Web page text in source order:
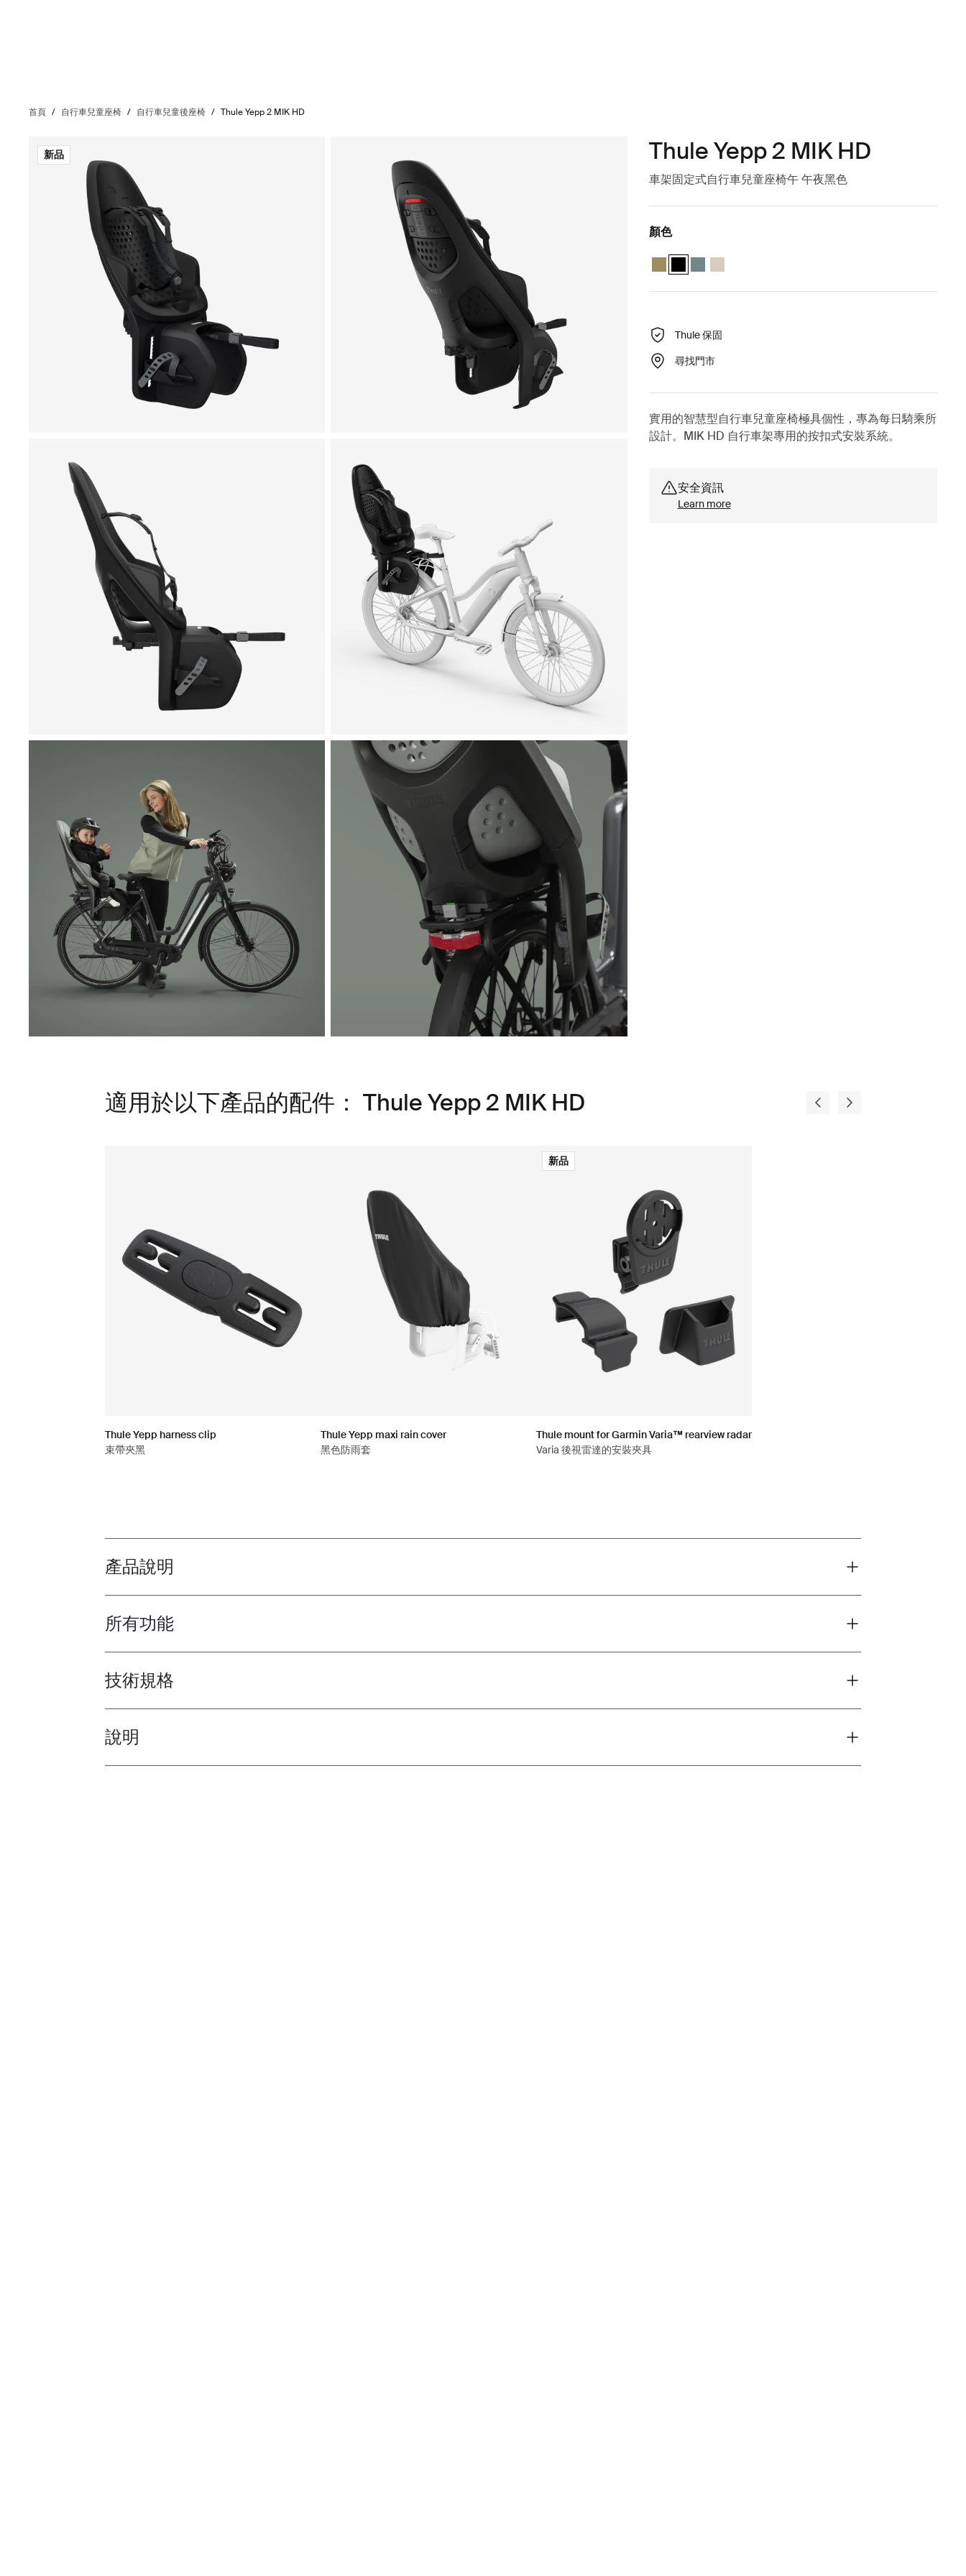
首頁 / 自行車兒童座椅 / 自行車兒童後座椅 / Thule Yepp 2 MIK HD
新品 Thule Yepp 2 MIK HD
車架固定式自行車兒童座椅午 午夜黑色
顏色
Thule Yepp 2 MIK HD 海狸綠
Thule Yepp 2 MIK HD 午夜黑色 (selected)
Thule Yepp 2 MIK HD 中藍色
Thule Yepp 2 MIK HD 柔軟的沙子
Thule 保固
尋找門市
實用的智慧型自行車兒童座椅極具個性，專為每日騎乘所
設計。MIK HD 自行車架專用的按扣式安裝系統。
安全資訊
Learn more
適用於以下產品的配件： Thule Yepp 2 MIK HD
Thule Yepp harness clip
束帶夾黑
Thule Yepp maxi rain cover
黑色防雨套
新品
Thule mount for Garmin Varia™ rearview radar
Varia 後視雷達的安裝夾具
Toggle overview
產品說明
Toggle features
所有功能
Toggle techspec
技術規格
Toggle guides and instructions
說明